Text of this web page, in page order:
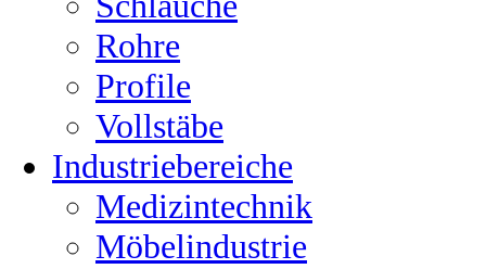
Rohre
Profile
Vollstäbe
Industriebereiche
Medizintechnik
Möbelindustrie